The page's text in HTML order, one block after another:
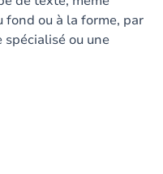
fond ou à la forme, par
ou une